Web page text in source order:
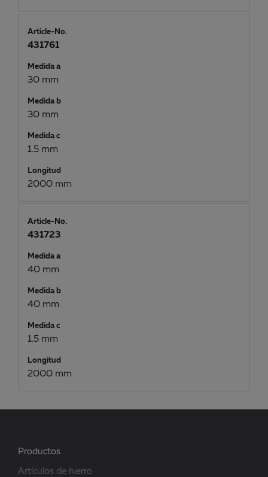
Article-No.
431761
Medida a
30 mm
Medida b
30 mm
Medida c
1.5 mm
Longitud
2000 mm
Article-No.
431723
Medida a
40 mm
Medida b
40 mm
Medida c
1.5 mm
Longitud
2000 mm
Productos
Artículos de hierro